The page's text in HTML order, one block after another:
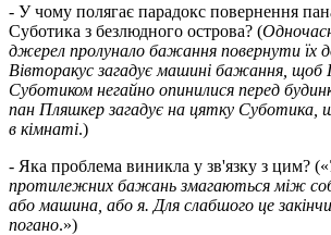
- У чому полягає парадокс повернення
Суботика з безлюдного острова? (
джерел пролунало бажання повернути їх
Вівторакус загадує машині бажання, щоб
Суботиком негайно опинилися перед
пан Пляшкер загадує на цятку Суботика,
в кімнаті.)
- Яка проблема виникла у зв'язку з цим? («
протилежних бажань змагаються між
або машина, або я. Для слабшого це
погано.»)